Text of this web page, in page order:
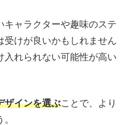
キャラクターや趣味のステ
受けが良いかもしれません
入れられない可能性が高い
ザインを選ぶことで、より